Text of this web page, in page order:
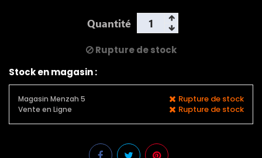
Quantité
Rupture de stock
Stock en magasin :
Magasin Menzah 5 Rupture de stock
Vente en Ligne Rupture de stock